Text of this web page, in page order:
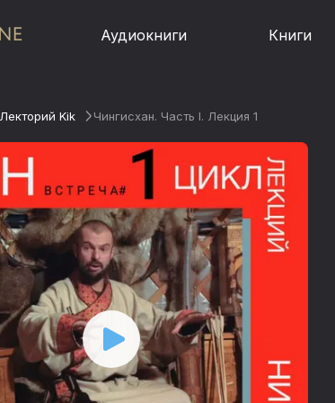
Аудиокниги Книги
Лекторий Kik Чингисхан. Часть I. Лекция 1